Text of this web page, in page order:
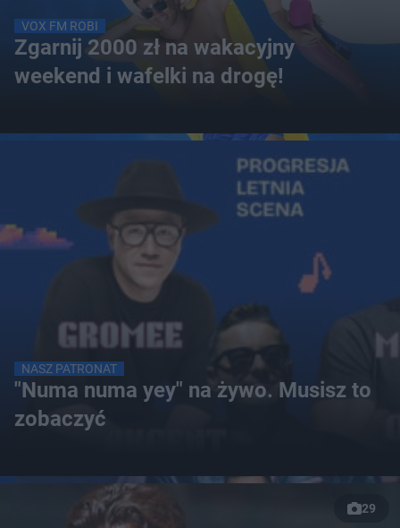
VOX FM ROBI
Zgarnij 2000 zł na wakacyjny
weekend i wafelki na drogę!
NASZ PATRONAT
"Numa numa yey" na żywo. Musisz to
zobaczyć
29